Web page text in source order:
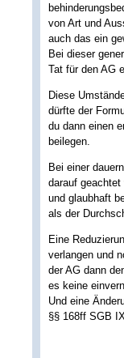
von Art und
auch das ein
Bei dieser
Tat für den AG
Diese
dürfte der
du dann einen
beilegen.
Bei einer
darauf
und glaubhaft
als der
Eine
verlangen und
der AG dann
es keine
Und eine
§§ 168ff SGB